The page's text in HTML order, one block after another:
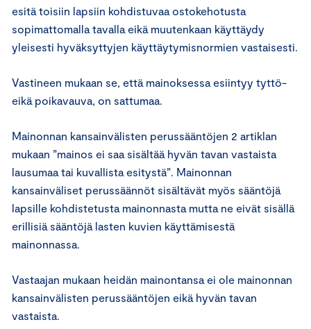
esitä toisiin lapsiin kohdistuvaa ostokehotusta
sopimattomalla tavalla eikä muutenkaan käyttäydy
yleisesti hyväksyttyjen käyttäytymisnormien vastaisesti.
Vastineen mukaan se, että mainoksessa esiintyy tyttö-
eikä poikavauva, on sattumaa.
Mainonnan kansainvälisten perussääntöjen 2 artiklan
mukaan ”mainos ei saa sisältää hyvän tavan vastaista
lausumaa tai kuvallista esitystä”. Mainonnan
kansainväliset perussäännöt sisältävät myös sääntöjä
lapsille kohdistetusta mainonnasta mutta ne eivät sisällä
erillisiä sääntöjä lasten kuvien käyttämisestä
mainonnassa.
Vastaajan mukaan heidän mainontansa ei ole mainonnan
kansainvälisten perussääntöjen eikä hyvän tavan
vastaista.